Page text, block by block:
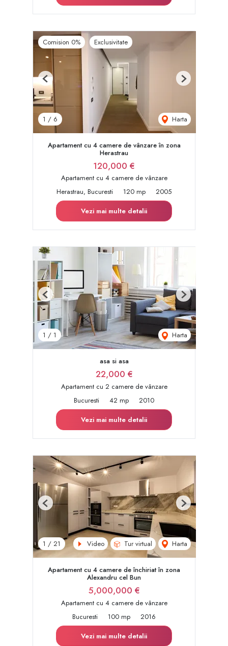
Comision 0% Exclusivitate
1 / 6 Harta
Previous Next
Apartament cu 4 camere de vânzare în zona
Herastrau
120,000 €
Apartament cu 4 camere de vânzare
Herastrau, Bucuresti
120 mp
2005
Vezi mai multe detalii
1 / 1 Harta
Previous Next
asa si asa
22,000 €
Apartament cu 2 camere de vânzare
Bucuresti
42 mp
2010
Vezi mai multe detalii
1 / 21 Video Tur virtual Harta
Previous Next
Apartament cu 4 camere de închiriat în zona
Alexandru cel Bun
5,000,000 €
Apartament cu 4 camere de vânzare
Bucuresti
100 mp
2016
Vezi mai multe detalii